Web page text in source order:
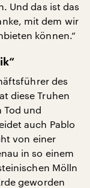
Und das ist das
mit dem wir
können.“
des
diese Truhen
Tod und
auch Pablo
von einer
in so einem
Mölln
geworden